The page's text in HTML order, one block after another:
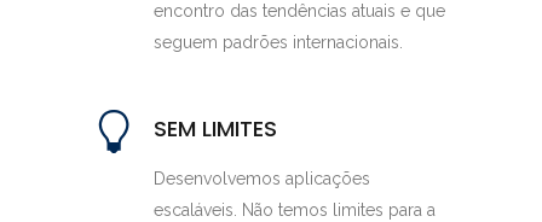
encontro das tendências atuais e que
seguem padrões internacionais.
SEM LIMITES
Desenvolvemos aplicações
escaláveis. Não temos limites para a